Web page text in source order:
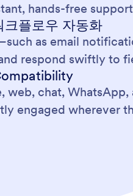
hands-free
플로우 자동화
as email
respond swiftly to
chat,
engaged wherever